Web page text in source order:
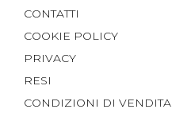
CONTATTI
COOKIE POLICY
PRIVACY
RESI
CONDIZIONI DI VENDITA